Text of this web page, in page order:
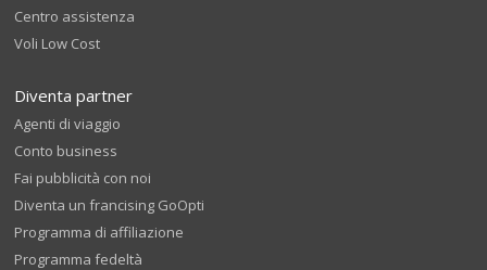
Centro assistenza
Voli Low Cost
Diventa partner
Agenti di viaggio
Conto business
Fai pubblicità con noi
Diventa un francising GoOpti
Programma di affiliazione
Programma fedeltà